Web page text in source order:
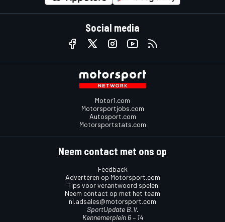
Social media
Motor1.com
Motorsportjobs.com
Autosport.com
Motorsportstats.com
Neem contact met ons op
Feedback
Adverteren op Motorsport.com
Tips voor verantwoord spelen
Neem contact op met het team
nl.adsales@motorsport.com
SportUpdate B.V.
Kennemerplein 6 – 14